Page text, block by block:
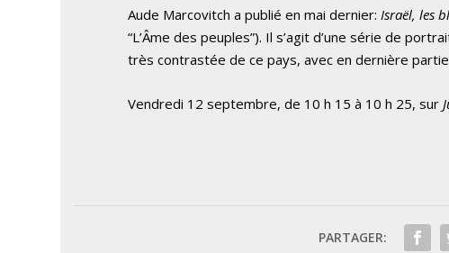
Aude Marcovitch a publié en mai dernier:Israël, les
“L’Âme des peuples”). Il s’agit d’une série de
très contrastée de ce pays, avec en dernière
Vendredi 12 septembre, de 10 h 15 à 10 h 25, sur
PARTAGER: